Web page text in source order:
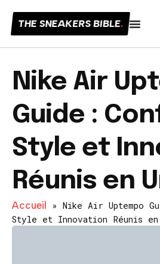
THE SNEAKERS BIBLE.
Nike Air
Guide :
Style et
Réunis en
Accueil » Nike Air Uptempo
Style et Innovation Réunis en